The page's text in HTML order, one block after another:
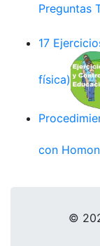
Preguntas
17
física)
con
©